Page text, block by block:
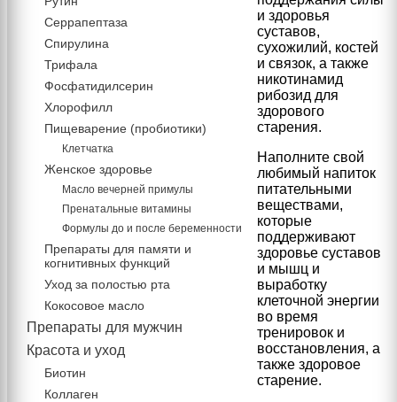
и здоровья
суставов,
сухожилий, костей
и связок, а также
никотинамид
рибозид для
здорового
старения.
Наполните свой
любимый напиток
питательными
веществами,
которые
поддерживают
здоровье суставов
и мышц и
выработку
клеточной энергии
во время
тренировок и
восстановления, а
также здоровое
старение.
Серрапептаза
Спирулина
Трифала
Фосфатидилсерин
Хлорофилл
Пищеварение (пробиотики)
Клетчатка
Женское здоровье
Масло вечерней примулы
Пренатальные витамины
Формулы до и после беременности
Препараты для памяти и
когнитивных функций
Уход за полостью рта
Кокосовое масло
Препараты для мужчин
Красота и уход
Биотин
Коллаген